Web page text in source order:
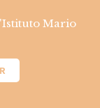
Mario